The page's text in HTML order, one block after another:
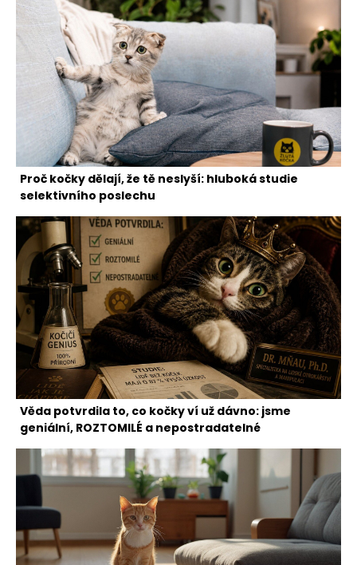
Proč kočky dělají, že tě neslyší: hluboká studie
selektivního poslechu
Věda potvrdila to, co kočky ví už dávno: jsme
geniální, ROZTOMILÉ a nepostradatelné